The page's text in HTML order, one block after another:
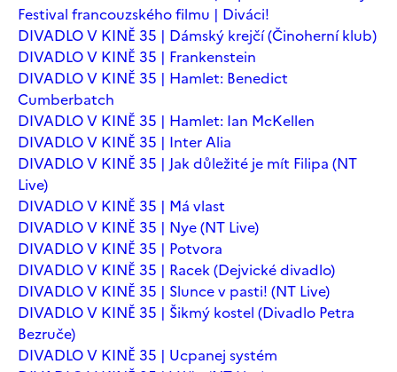
Festival francouzského filmu | Diváci!
DIVADLO V KINĚ 35 | Dámský krejčí (Činoherní klub)
DIVADLO V KINĚ 35 | Frankenstein
DIVADLO V KINĚ 35 | Hamlet: Benedict
Cumberbatch
DIVADLO V KINĚ 35 | Hamlet: Ian McKellen
DIVADLO V KINĚ 35 | Inter Alia
DIVADLO V KINĚ 35 | Jak důležité je mít Filipa (NT
Live)
DIVADLO V KINĚ 35 | Má vlast
DIVADLO V KINĚ 35 | Nye (NT Live)
DIVADLO V KINĚ 35 | Potvora
DIVADLO V KINĚ 35 | Racek (Dejvické divadlo)
DIVADLO V KINĚ 35 | Slunce v pasti! (NT Live)
DIVADLO V KINĚ 35 | Šikmý kostel (Divadlo Petra
Bezruče)
DIVADLO V KINĚ 35 | Ucpanej systém